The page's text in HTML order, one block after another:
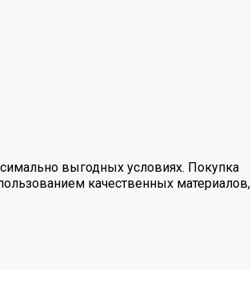
выгодных условиях. Покупка
качественных материалов,